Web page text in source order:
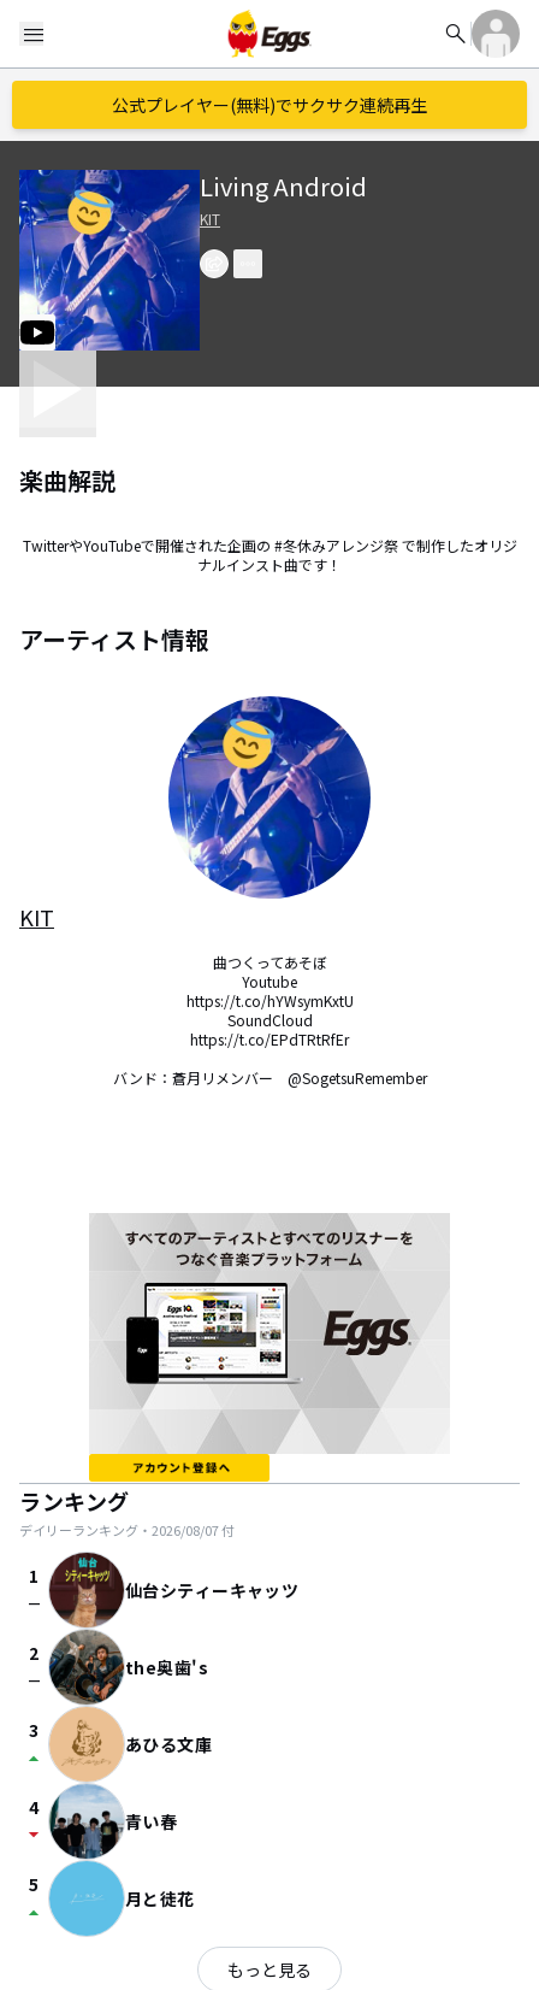
menu search
公式プレイヤー(無料)でサクサク連続再生
Living Android
KIT
楽曲解説
TwitterやYouTubeで開催された企画の #冬休みアレンジ祭 で制作したオリジ
ナルインスト曲です！
アーティスト情報
KIT
曲つくってあそぼ
Youtube
https://t.co/hYWsymKxtU
SoundCloud
https://t.co/EPdTRtRfEr
バンド：蒼月リメンバー　@SogetsuRemember
ランキング
デイリーランキング・ 2026/08/07付
1
check_indeterminate_small 仙台シティーキャッツ
2
check_indeterminate_small the奥歯's
3
arrow_drop_up あひる文庫
4
arrow_drop_down 青い春
5
arrow_drop_up 月と徒花
もっと見る